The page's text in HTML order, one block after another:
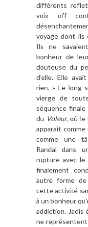
différents
voix off
voyage dont ils
Ils ne
bonheur de
douteuse du
d’elle. Elle
rien. » Le long
vierge de
séquence
du Voleur,où le
apparaît
comme une
Randal dans
rupture avec le
finalement
autre forme de
cette activité
à un bonheur
addiction. Jadis
ne représentent